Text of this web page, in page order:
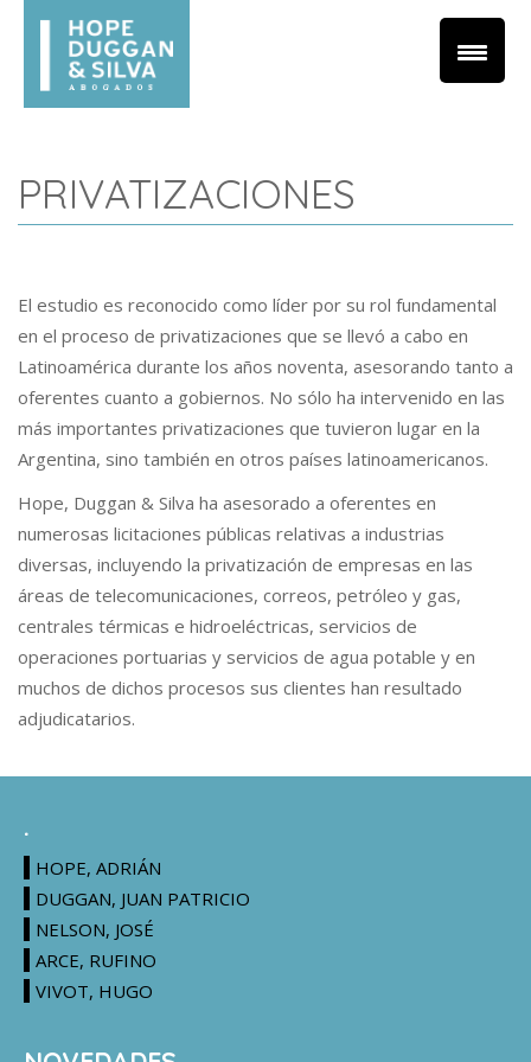
PRIVATIZACIONES
El estudio es reconocido como líder por su rol fundamental
en el proceso de privatizaciones que se llevó a cabo en
Latinoamérica durante los años noventa, asesorando tanto a
oferentes cuanto a gobiernos. No sólo ha intervenido en las
más importantes privatizaciones que tuvieron lugar en la
Argentina, sino también en otros países latinoamericanos.
Hope, Duggan & Silva ha asesorado a oferentes en
numerosas licitaciones públicas relativas a industrias
diversas, incluyendo la privatización de empresas en las
áreas de telecomunicaciones, correos, petróleo y gas,
centrales térmicas e hidroeléctricas, servicios de
operaciones portuarias y servicios de agua potable y en
muchos de dichos procesos sus clientes han resultado
adjudicatarios.
.
HOPE, ADRIÁN
DUGGAN, JUAN PATRICIO
NELSON, JOSÉ
ARCE, RUFINO
VIVOT, HUGO